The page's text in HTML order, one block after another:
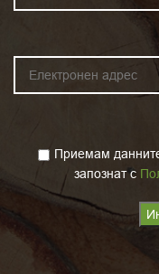
Приемам
запознат с